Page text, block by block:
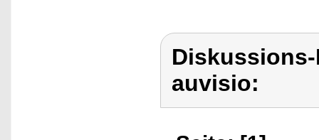
auvisio: